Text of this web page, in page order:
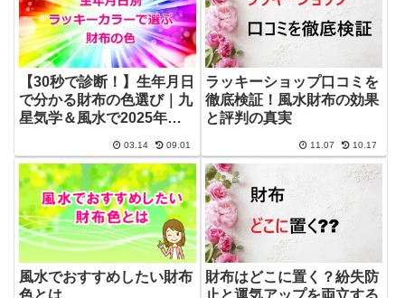
【30秒で診断！】生年月日
で分かる財布の色選び｜九
星気学＆風水で2025年の
03.14 09.01
ラッキーショップ口コミを
徹底検証！風水財布の効果
と評判の真実
11.07 10.17
風水でおすすめしたい財布
財布はどこに置く？紛失防